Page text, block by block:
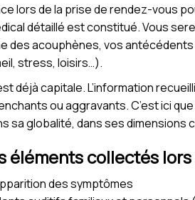
lors de la prise de rendez-vous
détaillé est constitué. Vous
des acouphènes, vos
stress, loisirs…).
déjà capitale. L’information
ou aggravants. C’est ici
sa globalité, dans ses dimensions
éléments collectés lors
des symptômes